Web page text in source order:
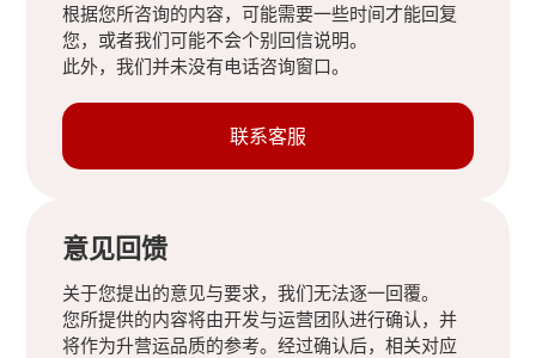
根据您所咨询的内容，可能需要一些时间才能回复
您，或者我们可能不会个别回信说明。
此外，我们并未没有电话咨询窗口。
联系客服
意见回馈
关于您提出的意见与要求，我们无法逐一回覆。
您所提供的内容将由开发与运营团队进行确认，并
将作为升营运品质的参考。经过确认后，相关对应